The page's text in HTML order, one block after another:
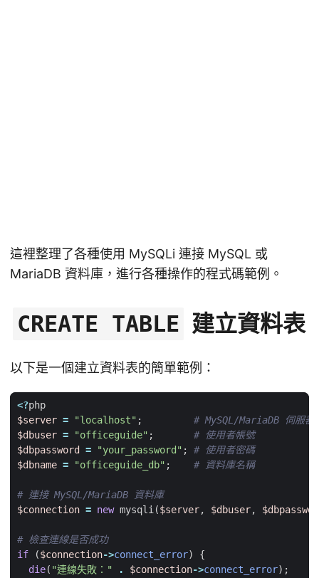
這裡整理了各種使用 MySQLi 連接 MySQL 或
MariaDB 資料庫，進行各種操作的程式碼範例。
CREATE TABLE 建立資料表
以下是一個建立資料表的簡單範例：
<?php
$server = "localhost" ;
$dbuser = "officeguide" ;
$dbpassword
= "your_password" ;
$dbname = "officeguide_db" ;
$connection = new mysqli($server, $dbuser,
if
($connection->connect_error)
{
die( "連線失敗：" . $connection->connect_error);